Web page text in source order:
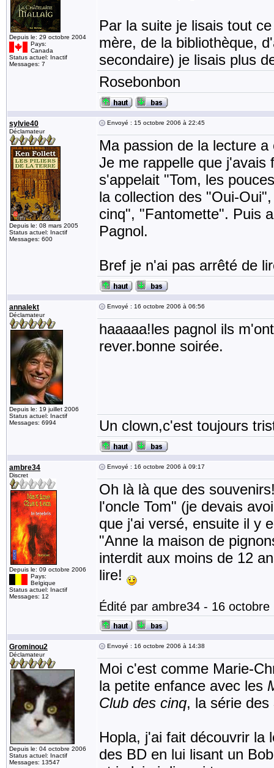
Depuis le: 29 octobre 2004
Pays:
Canada
Status actuel: Inactif
Messages: 7
Par la suite je lisais tout
mère, de la bibliothèque,
secondaire) je lisais plus
Rosebonbon
sylvie40
Déclamateur
Depuis le: 08 mars 2005
Status actuel: Inactif
Messages: 600
Envoyé : 15 octobre 2006 à 22:45
Ma passion de la lecture
Je me rappelle que j'avais
s'appelait "Tom, les
la collection des "Oui-
cinq", "Fantomette". Puis
Pagnol.
Bref je n'ai pas arrêté de
annalekt
Déclamateur
Depuis le: 19 juillet 2006
Status actuel: Inactif
Messages: 6994
Envoyé : 16 octobre 2006 à 06:56
haaaaa!les pagnol ils
rever.bonne soirée.
Un clown,c'est toujours
ambre34
Discret
Depuis le: 09 octobre 2006
Pays:
Belgique
Status actuel: Inactif
Messages: 12
Envoyé : 16 octobre 2006 à 09:17
Oh là là que des
l'oncle Tom" (je devais
que j'ai versé, ensuite il y
"Anne la maison de
interdit aux moins de 12
lire!
Édité par ambre34 - 16 octobre
Grominou2
Déclamateur
Depuis le: 04 octobre 2006
Status actuel: Inactif
Messages: 13547
Envoyé : 16 octobre 2006 à 14:38
Moi c'est comme Marie-
la petite enfance avec les
Club des cinq, la série des
Hopla, j'ai fait découvrir la
des BD en lui lisant un